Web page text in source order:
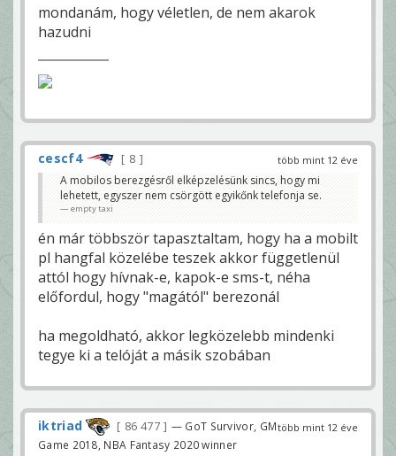
mondanám, hogy véletlen, de nem akarok
hazudni
több mint 12 éve
cescf4
8
A mobilos berezgésről elképzelésünk sincs, hogy mi
lehetett, egyszer nem csörgött egyikőnk telefonja se.
empty taxi
én már többször tapasztaltam, hogy ha a mobilt
pl hangfal közelébe teszek akkor függetlenül
attól hogy hívnak-e, kapok-e sms-t, néha
előfordul, hogy "magától" berezonál
ha megoldható, akkor legközelebb mindenki
tegye ki a telóját a másik szobában
több mint 12 éve
iktriad 86 477
— GoT Survivor, GM
Game 2018, NBA Fantasy 2020 winner